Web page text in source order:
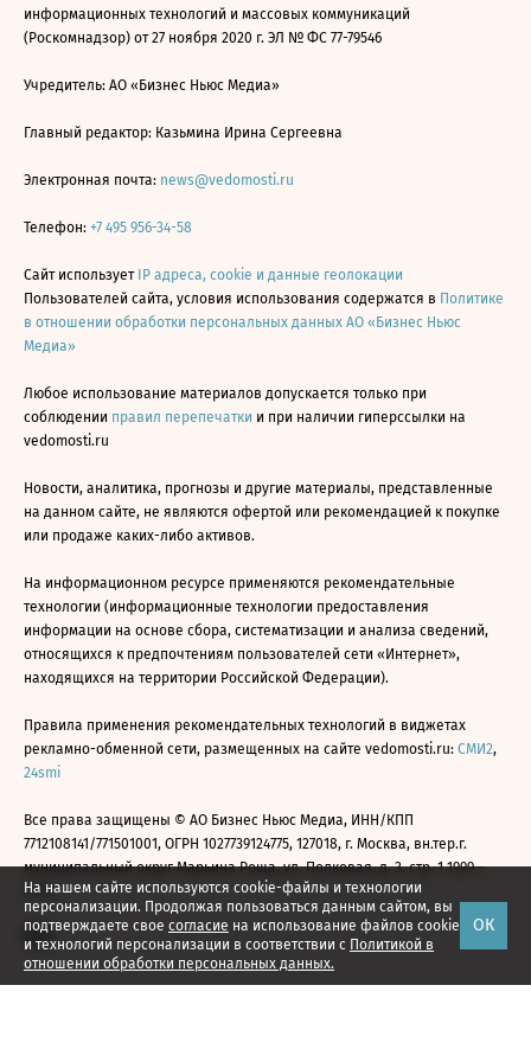
На нашем сайте используются cookie-файлы и технологии
персонализации. Продолжая пользоваться данным сайтом, вы
подтверждаете свое согласие на использование файлов cookie
и технологий персонализации в соответствии с Политикой в
отношении обработки персональных данных.
ОК
информационных технологий и массовых коммуникаций
(Роскомнадзор) от 27 ноября 2020 г. ЭЛ № ФС 77-79546
Учредитель: АО «Бизнес Ньюс Медиа»
Главный редактор: Казьмина Ирина Сергеевна
Электронная почта: news@vedomosti.ru
Телефон: +7 495 956-34-58
Сайт использует IP адреса, cookie и данные геолокации
Пользователей сайта, условия использования содержатся в Политике
в отношении обработки персональных данных АО «Бизнес Ньюс
Медиа»
Любое использование материалов допускается только при
соблюдении правил перепечатки и при наличии гиперссылки на
vedomosti.ru
Новости, аналитика, прогнозы и другие материалы, представленные
на данном сайте, не являются офертой или рекомендацией к покупке
или продаже каких-либо активов.
На информационном ресурсе применяются рекомендательные
технологии (информационные технологии предоставления
информации на основе сбора, систематизации и анализа сведений,
относящихся к предпочтениям пользователей сети «Интернет»,
находящихся на территории Российской Федерации).
Правила применения рекомендательных технологий в виджетах
рекламно-обменной сети, размещенных на сайте vedomosti.ru: СМИ2,
24smi
Все права защищены © АО Бизнес Ньюс Медиа, ИНН/КПП
7712108141/771501001, ОГРН 1027739124775, 127018, г. Москва, вн.тер.г.
муниципальный округ Марьина Роща, ул. Полковая, д. 3, стр. 1 1999—
2026